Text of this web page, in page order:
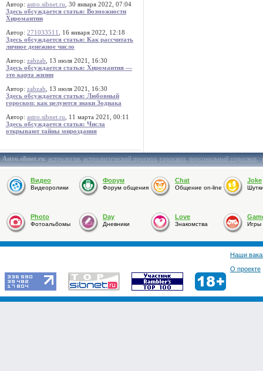
Автор: astro.sibnet.ru , 30 января 2022, 07:04
Здесь обсуждается статья: Возможности
Хиромантии
Автор: 271033511
, 16 января 2022, 12:18
Здесь обсуждается статья: Как рассчитать
личное денежное число
Автор: zabzab , 13 июля 2021, 16:30
Здесь обсуждается статья: Хиромантия —
это карта жизни
Автор: zabzab , 13 июля 2021, 16:30
Здесь обсуждается статья: Любовный
гороскоп: как целуются знаки Зодиака
Автор: astro.sibnet.ru , 11 марта 2021, 00:11
Здесь обсуждается статья: Числа
открывают тайны мироздания
Astro.sibnet.ru:астрология,астрологический прогноз,гороскоп,персональный гороскоп,
Видео
Видеоролики
Форум
Форум общения
Chat
Общение on-line
Joke
Photo
Фотоальбомы
Day
Дневники
Love
Знакомства Игры
Наши
О проекте